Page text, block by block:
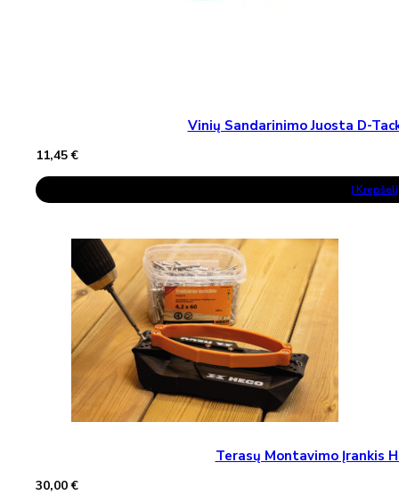
Vinių Sandarinimo Juosta D-
11,45€
Į Krepšelį
Terasų Montavimo Įrankis
30,00€